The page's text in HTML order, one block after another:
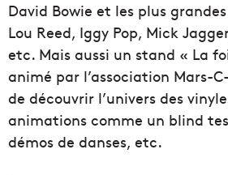
David Bowie et les plus
Lou Reed, Iggy Pop, Mick
etc. Mais aussi un stand « La
animé par l’association Mars-
de découvrir l’univers des
animations comme un blind
démos de danses, etc.